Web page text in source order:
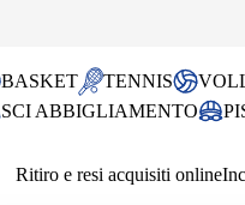
BASKET TENNIS
SCI ABBIGLIAMENTO
Ritiro e resi acquisiti online